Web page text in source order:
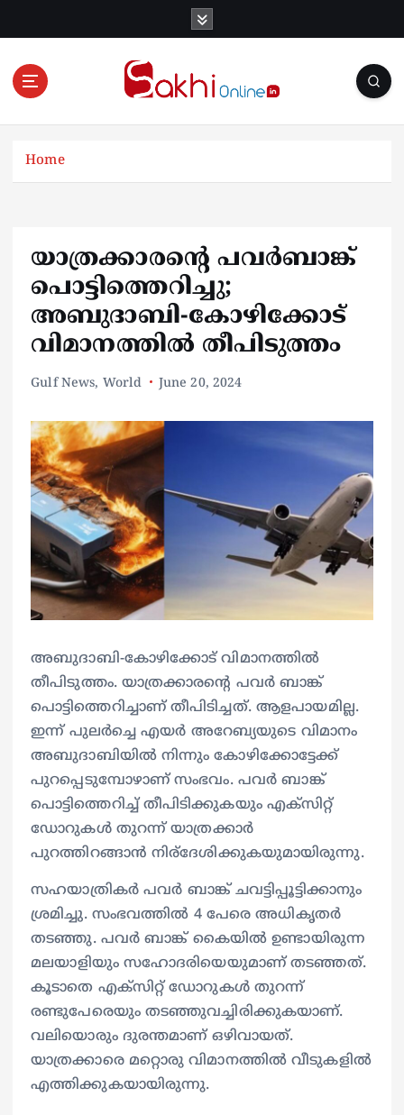
Online News Portal
Home
യാത്രക്കാരന്റെ പവർബാങ്ക്
പൊട്ടിത്തെറിച്ചു;
അബുദാബി-കോഴിക്കോട്
വിമാനത്തിൽ തീപിടുത്തം
Gulf News, World June 20, 2024
അബുദാബി-കോഴിക്കോട് വിമാനത്തിൽ
തീപിടുത്തം. യാത്രക്കാരന്റെ പവർ ബാങ്ക്
പൊട്ടിത്തെറിച്ചാണ് തീപിടിച്ചത്. ആളപായമില്ല.
ഇന്ന് പുലർച്ചെ എയർ അറേബ്യയുടെ വിമാനം
അബുദാബിയിൽ നിന്നും കോഴിക്കോട്ടേക്ക്
പുറപ്പെടുമ്പോഴാണ് സംഭവം. പവർ ബാങ്ക്
പൊട്ടിത്തെറിച്ച് തീപിടിക്കുകയും എക്‌സിറ്റ്
ഡോറുകൾ തുറന്ന് യാത്രക്കാർ
പുറത്തിറങ്ങാൻ നിര്ദേശിക്കുകയുമായിരുന്നു.
സഹയാത്രികർ പവർ ബാങ്ക് ചവട്ടിപ്പൂട്ടിക്കാനും
ശ്രമിച്ചു. സംഭവത്തിൽ 4 പേരെ അധികൃതർ
തടഞ്ഞു. പവർ ബാങ്ക് കൈയിൽ ഉണ്ടായിരുന്ന
മലയാളിയും സഹോദരിയെയുമാണ് തടഞ്ഞത്.
കൂടാതെ എക്‌സിറ്റ് ഡോറുകൾ തുറന്ന്
രണ്ടുപേരെയും തടഞ്ഞുവച്ചിരിക്കുകയാണ്.
വലിയൊരും ദുരന്തമാണ് ഒഴിവായത്.
യാത്രക്കാരെ മറ്റൊരു വിമാനത്തിൽ വീടുകളിൽ
എത്തിക്കുകയായിരുന്നു.